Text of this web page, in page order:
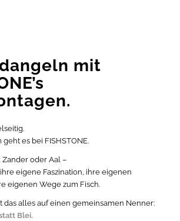
mit
es bei FISHSTONE.
Zander oder Aal –
eigene Faszination, ihre eigenen
eigenen Wege zum Fisch.
das alles auf einen gemeinsamen Nenner:
Blei.